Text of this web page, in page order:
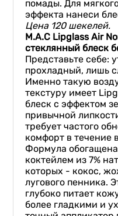
помады. Для
эффекта нанеси
Цена 120 шекелей.
M.A.C LipglassAir
стеклянный блеск
Представьте себе:
прохладный, лишь
Именно такую
текстуру имеет
блеск с эффектом
привычной
требует частого
комфорт в течение
Формула
коктейлем из 7%
которых - кокос,
лугового пенника.
глубоко питает
более гладкими и